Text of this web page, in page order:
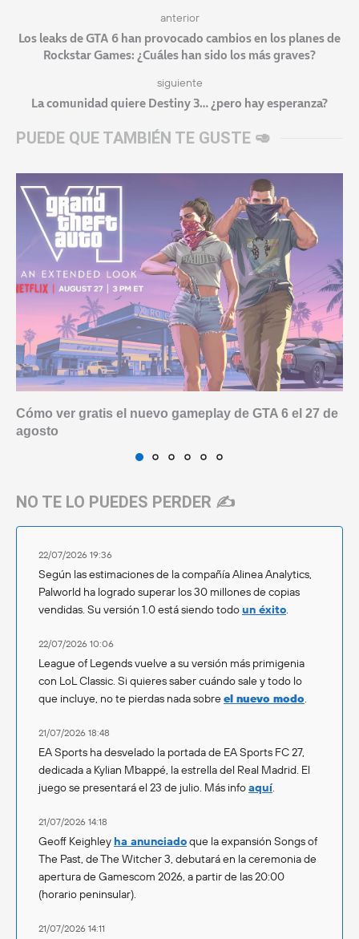
anterior
Los leaks de GTA 6 han provocado cambios en los planes de
Rockstar Games: ¿Cuáles han sido los más graves?
siguiente
La comunidad quiere Destiny 3… ¿pero hay esperanza?
PUEDE QUE TAMBIÉN TE GUSTE 🥑
Cómo ver gratis el nuevo gameplay de GTA 6 el 27 de
agosto
NO TE LO PUEDES PERDER ✍️
22/07/2026 19:36
Según las estimaciones de la compañía Alinea Analytics,
Palworld ha logrado superar los 30 millones de copias
vendidas. Su versión 1.0 está siendo todoun éxito.
22/07/2026 10:06
League of Legends vuelve a su versión más primigenia
con LoL Classic. Si quieres saber cuándo sale y todo lo
que incluye, no te pierdas nada sobreel nuevo modo.
21/07/2026 18:48
EA Sports ha desvelado la portada de EA Sports FC 27,
dedicada a Kylian Mbappé, la estrella del Real Madrid. El
juego se presentará el 23 de julio. Más infoaquí.
21/07/2026 14:18
Geoff Keighley ha anunciadoque la expansión Songs of
The Past, de The Witcher 3, debutará en la ceremonia de
apertura de Gamescom 2026, a partir de las 20:00
(horario peninsular).
21/07/2026 14:11